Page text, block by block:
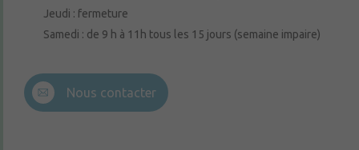
Jeudi : fermeture
Samedi : de 9 h à 11h tous les 15 jours (semaine impaire)
Nous contacter